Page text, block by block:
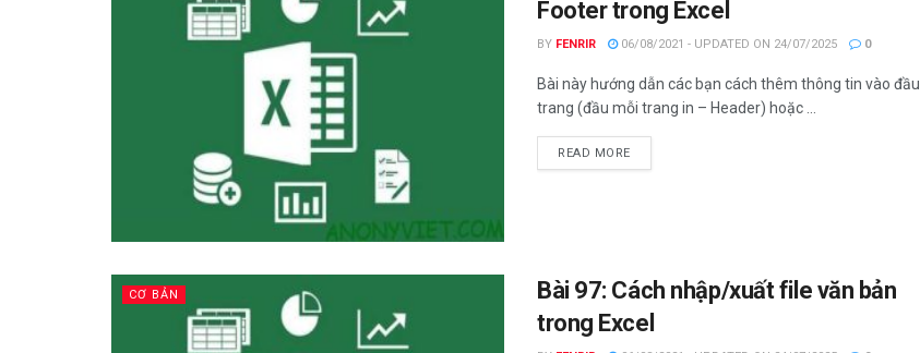
Footer trong Excel
BY FENRIR 06/08/2021 - UPDATED ON 24/07/2025 0
Bài này hướng dẫn các bạn cách thêm thông tin vào đầu
trang (đầu mỗi trang in – Header) hoặc ...
READ MOREDETAILS
CƠ BẢN
Bài 97: Cách nhập/xuất file văn bản
trong Excel